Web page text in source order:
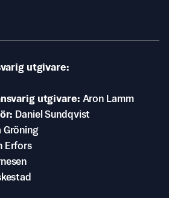
utgivare
utgivare Aron Lamm
Daniel Sundqvist
Gröning
Erfors